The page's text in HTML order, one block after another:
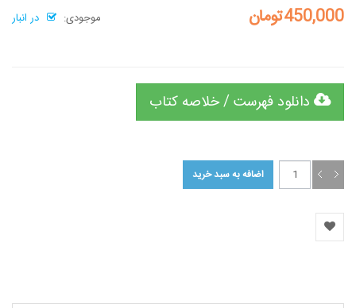
موجودی:
در انبار 450,000تومان
دانلود فهرست / خلاصه کتاب